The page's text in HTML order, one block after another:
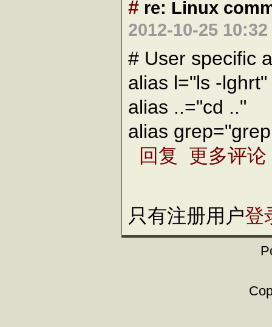
# re: Linux
2012-10-25 10:32
# User specific
alias l="ls -lghrt"
alias ..="cd .."
alias
回复
更多评论
只有注册用户登